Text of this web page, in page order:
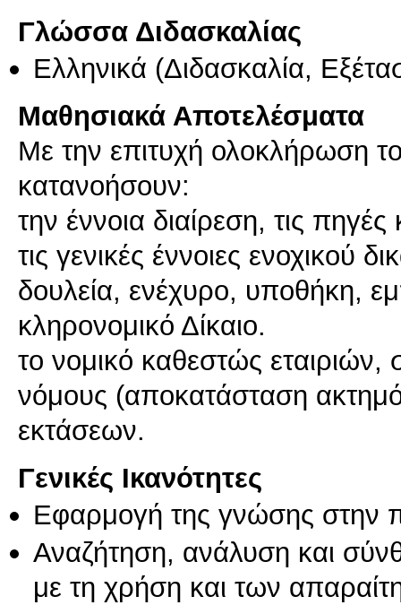
Γλώσσα Διδασκαλίας
Ελληνικά (Διδασκαλία,
Μαθησιακά Αποτελέσματα
Με την επιτυχή ολοκλήρωση
κατανοήσουν:
την έννοια διαίρεση, τις
τις γενικές έννοιες ενοχικού
δουλεία, ενέχυρο, υποθήκη,
κληρονομικό Δίκαιο.
το νομικό καθεστώς εταιριών,
νόμους (αποκατάσταση
εκτάσεων.
Γενικές Ικανότητες
Εφαρμογή της γνώσης στην
Αναζήτηση, ανάλυση και
με τη χρήση και των